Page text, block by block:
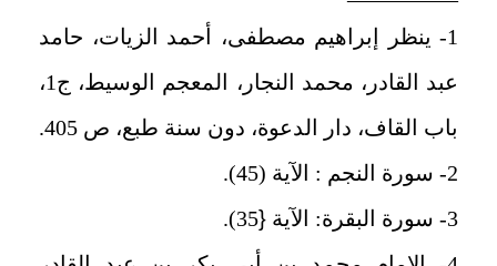
1- ينظر إبراهيم مصطفى، أحمد الزيات، حامد
عبد القادر، محمد النجار، المعجم الوسيط، ج1،
باب القاف، دار الدعوة، دون سنة طبع، ص 405.
2- سورة النجم : الآية (45).
3- سورة البقرة: الآية
{
35).